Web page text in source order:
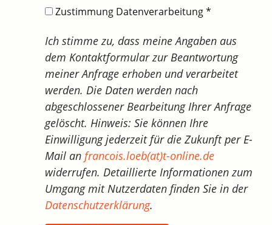
Zustimmung Datenverarbeitung*
Ich stimme zu, dass meine Angaben aus
dem Kontaktformular zur Beantwortung
meiner Anfrage erhoben und verarbeitet
werden. Die Daten werden nach
abgeschlossener Bearbeitung Ihrer Anfrage
gelöscht. Hinweis: Sie können Ihre
Einwilligung jederzeit für die Zukunft per E-
Mail an francois.loeb(at)t-online.de
widerrufen. Detaillierte Informationen zum
Umgang mit Nutzerdaten finden Sie in der
Datenschutzerklärung.